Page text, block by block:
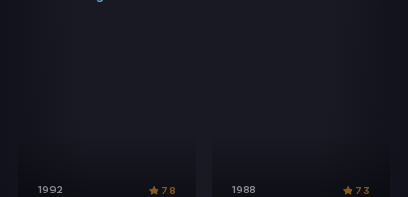
1992 7.8 1988 7.3